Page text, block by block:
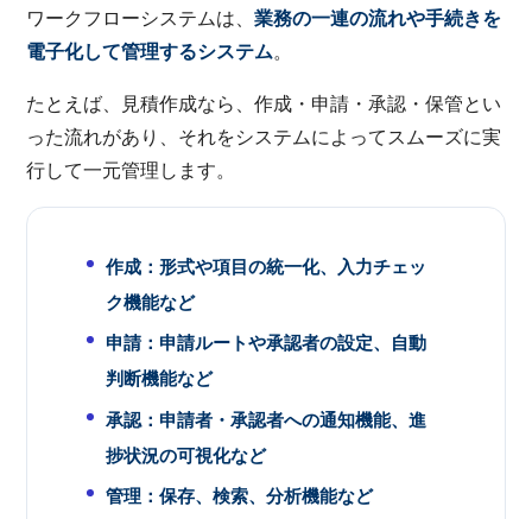
ワークフローシステムは、業務の一連の流れや手続きを
電子化して管理するシステム。
たとえば、見積作成なら、作成・申請・承認・保管とい
った流れがあり、それをシステムによってスムーズに実
行して一元管理します。
作成：形式や項目の統一化、入力チェッ
ク機能など
申請：申請ルートや承認者の設定、自動
判断機能など
承認：申請者・承認者への通知機能、進
捗状況の可視化など
管理：保存、検索、分析機能など